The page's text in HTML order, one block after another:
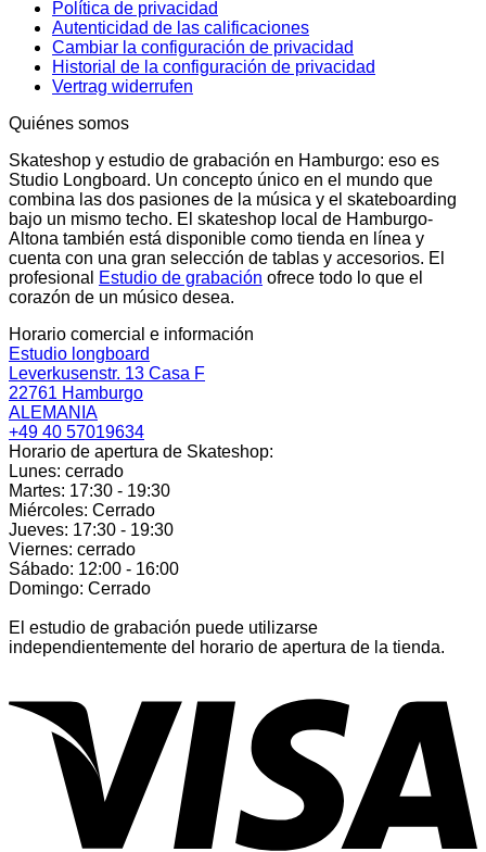
Política de privacidad
Autenticidad de las calificaciones
Cambiar la configuración de privacidad
Historial de la configuración de privacidad
Vertrag widerrufen
Quiénes somos
Skateshop y estudio de grabación en Hamburgo: eso es
Studio Longboard. Un concepto único en el mundo que
combina las dos pasiones de la música y el skateboarding
bajo un mismo techo. El skateshop local de Hamburgo-
Altona también está disponible como tienda en línea y
cuenta con una gran selección de tablas y accesorios. El
profesional Estudio de grabación ofrece todo lo que el
corazón de un músico desea.
Horario comercial e información
Estudio longboard
Leverkusenstr. 13 Casa F
22761 Hamburgo
ALEMANIA
+49 40 57019634
Horario de apertura de Skateshop:
Lunes: cerrado
Martes: 17:30 - 19:30
Miércoles: Cerrado
Jueves: 17:30 - 19:30
Viernes: cerrado
Sábado: 12:00 - 16:00
Domingo: Cerrado
El estudio de grabación puede utilizarse
independientemente del horario de apertura de la tienda.